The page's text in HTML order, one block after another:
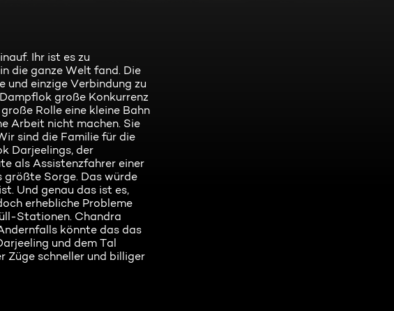
Ihr ist es zu
die ganze Welt fand. Die
und einzige Verbindung zu
große Konkurrenz
Rolle eine kleine Bahn
Arbeit nicht machen. Sie
sind die Familie für die
Darjeelings, der
als Assistenzfahrer einer
größte Sorge. Das würde
Und genau das ist es,
erhebliche Probleme
Stationen. Chandra
könnte das das
und dem Tal
Züge schneller und billiger